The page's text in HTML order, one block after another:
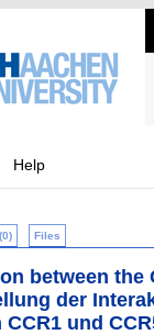
Help
Files
between
der
und